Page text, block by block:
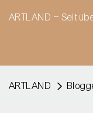
ARTLAND – Seit
ARTLAND